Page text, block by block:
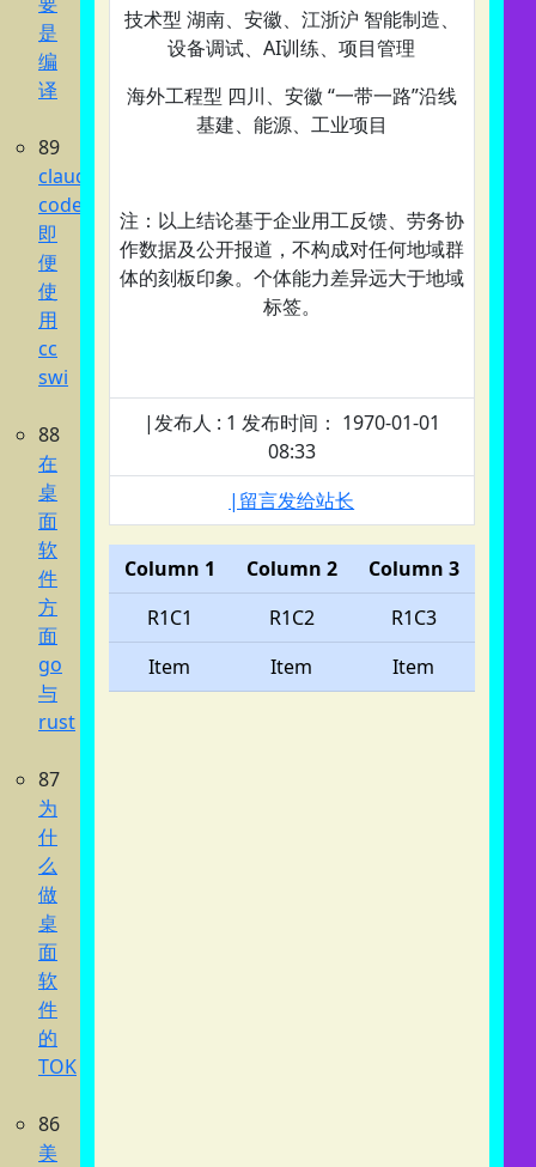
是
编
译
89
claude
code
即
便
使
用
cc
swi
88
在
桌
面
软
件
方
面
go
与
rust
87
为
什
么
做
桌
面
软
件
的
TOK
86
美
技术型‌ 湖南、安徽、江浙沪 智能制造、
设备调试、AI训练、项目管理
海外工程型‌ 四川、安徽 “一带一路”沿线
基建、能源、工业项目
注：以上结论基于企业用工反馈、劳务协
作数据及公开报道，不构成对任何地域群
体的刻板印象。个体能力差异远大于地域
标签。
|发布人 : 1 发布时间： 1970-01-01
08:33
|留言发给站长
Column 1 Column 2
Column 3
R1C1
R1C2
R1C3
Item
Item Item